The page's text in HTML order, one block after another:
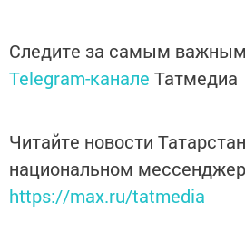
Следите за самым
Telegram-канале Татмедиа
Читайте новости
национальном
https://max.ru/tatmedia